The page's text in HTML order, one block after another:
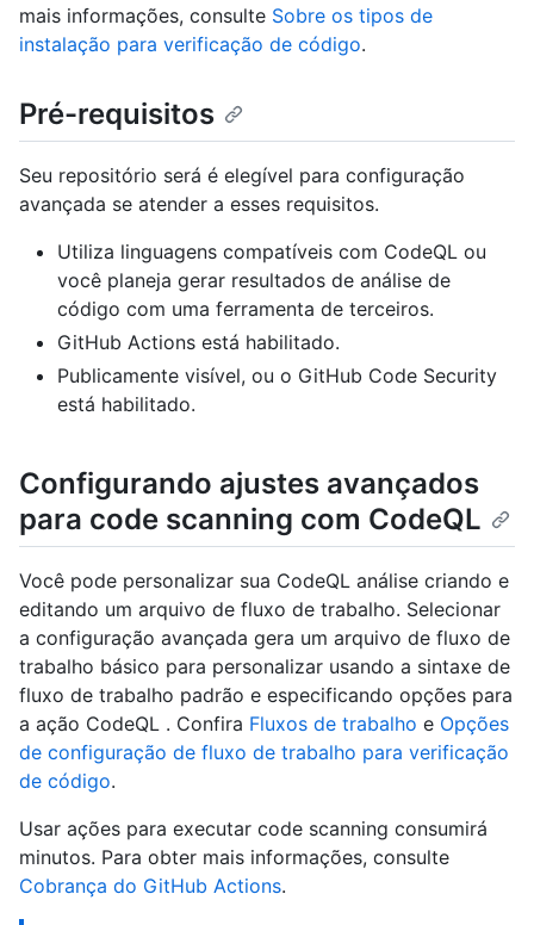
mais informações, consulte Sobre os tipos de
instalação para verificação de código.
Pré-requisitos
Seu repositório será é elegível para configuração
avançada se atender a esses requisitos.
Utiliza linguagens compatíveis com CodeQL ou
você planeja gerar resultados de análise de
código com uma ferramenta de terceiros.
GitHub Actions está habilitado.
Publicamente visível, ou o GitHub Code Security
está habilitado.
Configurando ajustes avançados
para code scanning com CodeQL
Você pode personalizar sua CodeQL análise criando e
editando um arquivo de fluxo de trabalho. Selecionar
a configuração avançada gera um arquivo de fluxo de
trabalho básico para personalizar usando a sintaxe de
fluxo de trabalho padrão e especificando opções para
a ação CodeQL . Confira Fluxos de trabalho e Opções
de configuração de fluxo de trabalho para verificação
de código.
Usar ações para executar code scanning consumirá
minutos. Para obter mais informações, consulte
Cobrança do GitHub Actions.